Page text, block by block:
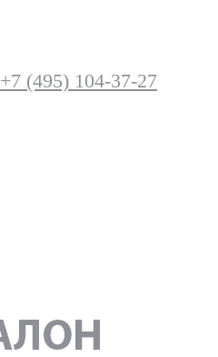
+7 (495) 104-37-27